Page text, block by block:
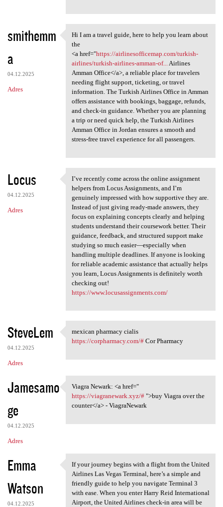
smithemm
a
04.12.2025
Adres
Hi I am a travel guide, here
Hi I am a travel guide, here to help you learn about
the
<a href="https://airlinesofficemap.com/turkish-
airlines/turkish-airlines-amman-of...
Airlines
Amman Office</a>, a reliable place for travelers
needing flight support, ticketing, or travel
information. The Turkish Airlines Office in Amman
offers assistance with bookings, baggage, refunds,
and check-in guidance. Whether you are planning
a trip or need quick help, the Turkish Airlines
Amman Office in Jordan ensures a smooth and
stress-free travel experience for all passengers.
Locus
04.12.2025
Adres
I’ve recently come across the
I’ve recently come across the online assignment
helpers from Locus Assignments, and I’m
genuinely impressed with how supportive they are.
Instead of just giving ready-made answers, they
focus on explaining concepts clearly and helping
students understand their coursework better. Their
guidance, feedback, and structured support make
studying so much easier—especially when
handling multiple deadlines. If anyone is looking
for reliable academic assistance that actually helps
you learn, Locus Assignments is definitely worth
checking out!
https://www.locusassignments.com/
SteveLem
04.12.2025
Adres
mexican pharmacy cialis https
mexican pharmacy cialis
https://corpharmacy.com/#Cor Pharmacy
Jamesamo
ge
04.12.2025
Adres
Viagra Newark: <a href="
Viagra Newark: <a href="
https://viagranewark.xyz/#">buy Viagra over the
counter</a> - ViagraNewark
Emma
Watson
04.12.2025
If your journey begins with a
If your journey begins with a flight from the United
Airlines Las Vegas Terminal, here’s a simple and
friendly guide to help you navigate Terminal 3
with ease. When you enter Harry Reid International
Airport, the United Airlines check-in area will be